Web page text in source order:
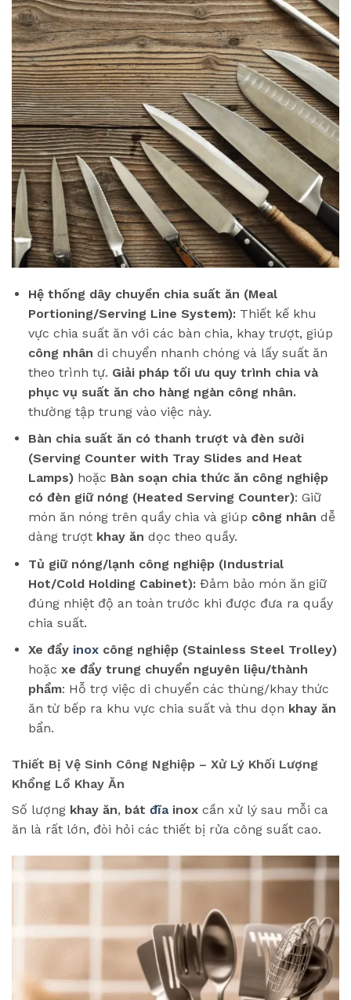
Hệ thống dây chuyền chia suất ăn (Meal
Portioning/Serving Line System):Thiết kế khu
vực chia suất ăn với các bàn chia, khay trượt, giúp
công nhân di chuyển nhanh chóng và lấy suất ăn
theo trình tự. Giải pháp tối ưu quy trình chia và
phục vụ suất ăn cho hàng ngàn công nhân.
thường tập trung vào việc này.
Bàn chia suất ăn có thanh trượt và đèn sưởi
(Serving Counter with Tray Slides and Heat
Lamps)hoặc Bàn soạn chia thức ăn công nghiệp
có đèn giữ nóng (Heated Serving Counter): Giữ
món ăn nóng trên quầy chia và giúp công nhân dễ
dàng trượt khay ăn dọc theo quầy.
Tủ giữ nóng/lạnh công nghiệp (Industrial
Hot/Cold Holding Cabinet):Đảm bảo món ăn giữ
đúng nhiệt độ an toàn trước khi được đưa ra quầy
chia suất.
Xe đẩy inoxcông nghiệp (Stainless Steel Trolley)
hoặc xe đẩy trung chuyển nguyên liệu/thành
phẩm: Hỗ trợ việc di chuyển các thùng/khay thức
ăn từ bếp ra khu vực chia suất và thu dọn khay ăn
bẩn.
Thiết Bị Vệ Sinh Công Nghiệp – Xử Lý Khối Lượng
Khổng Lồ Khay Ăn
Số lượng khay ăn, bát đĩainox cần xử lý sau mỗi ca
ăn là rất lớn, đòi hỏi các thiết bị rửa công suất cao.